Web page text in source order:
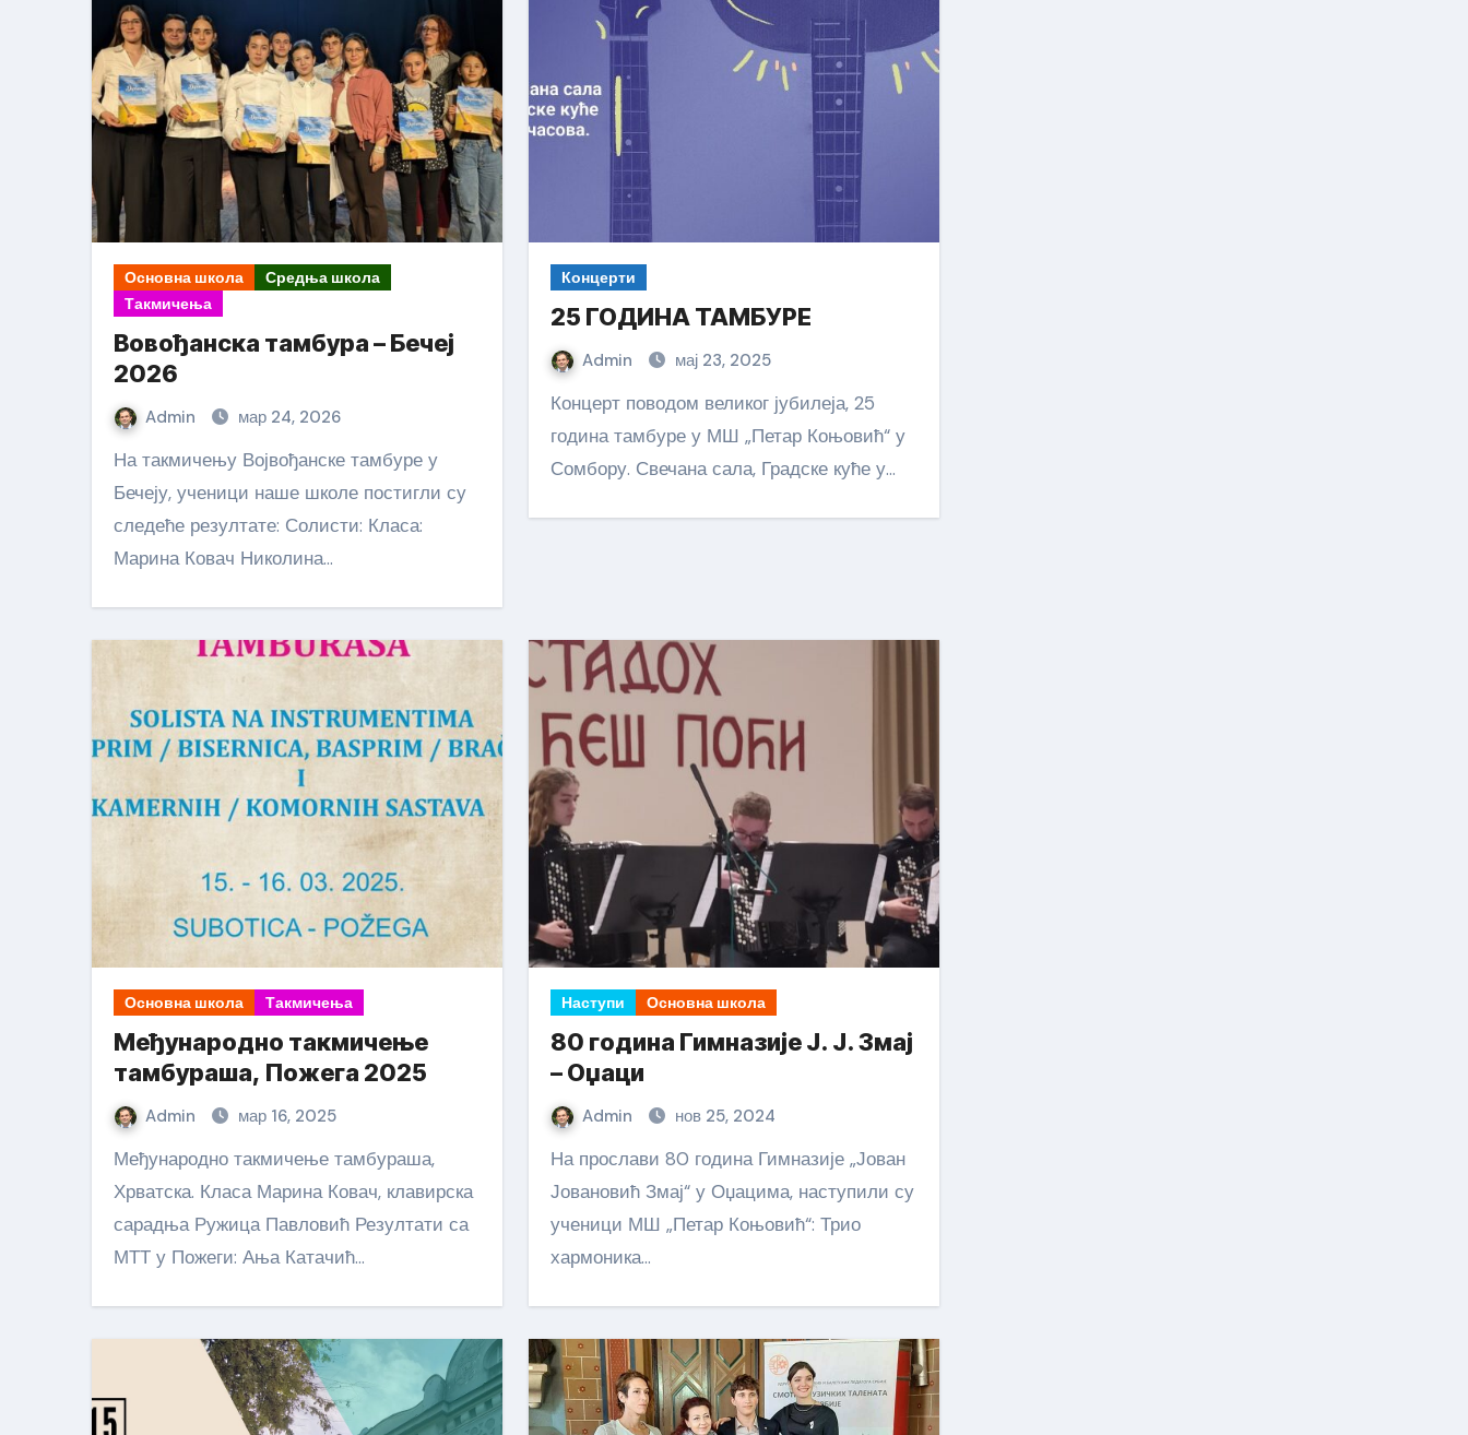
Основна школа
Средња школа
Такмичења
Вовођанска тамбура – Бечеј
2026
Admin мар 24, 2026
На такмичењу Војвођанске тамбуре у
Бечеју, ученици наше школе постигли су
следеће резултате: Солисти: Класа:
Марина Ковач Николина…
Концерти
25 ГОДИНА ТАМБУРЕ
Admin мај 23, 2025
Концерт поводом великог јубилеја, 25
година тамбуре у МШ „Петар Коњовић“ у
Сомбору. Свечана сала, Градске куће у…
Основна школа Такмичења
Међународно такмичење
тамбураша, Пожега 2025
Admin мар 16, 2025
Међународно такмичење тамбураша,
Хрватска. Класа Марина Ковач, клавирска
сарадња Ружица Павловић Резултати са
МТТ у Пожеги: Ања Катачић…
Наступи Основна школа
80 година Гимназије Ј. Ј. Змај
– Оџаци
Admin нов 25, 2024
На прослави 80 година Гимназије „Јован
Јовановић Змај“ у Оџацима, наступили су
ученици МШ „Петар Коњовић“: Трио
хармоника…